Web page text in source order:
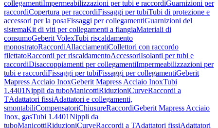
collegamentiImpermeabilizzazioni per tubi e raccordiGuarnizioni per
raccordiCopertura per raccordiFissaggi per tubiTubi di protezione e
accessori per la posaFissaggi per collegamentiGuarnizioni del
sistemaKit di viti per collegamenti a flangiaMateriali di
consumoGeberit VolexTubi riscaldamento
monostratoRaccordiAllacciamentiCollettori con raccordo
filettatoRaccordi per riscaldamentoAccessoriIsolanti per tubi e
raccordiDisaccoppiamenti per collegamentiImpermeabilizzazioni per
tubi e raccordiFissaggi per tubiFissaggi per collegamentiGeberit
Mapress Acciaio InoxGeberit Mapress Acciaio InoxTubi
1.4401Nippli da tuboManicottiRiduzioniCurveRaccordi a
TAdattatori fissiAdattatori e collegamenti,
smontabiliCompensatoriChiusureRaccordiGeberit Mapress Acciaio
Inox, gasTubi 1.4401Nippli da
tuboManicottiRiduzioniCurveRaccordi a TAdattatori fissiAdattatori